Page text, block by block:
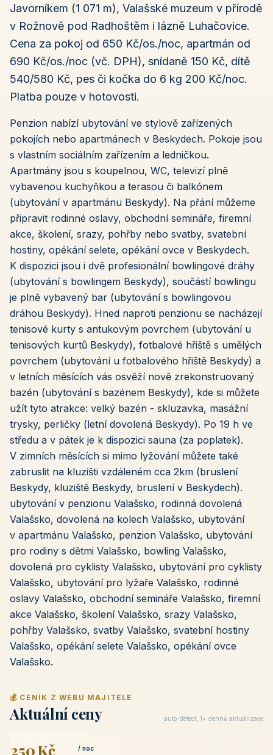
Javorníkem (1 071 m), Valašské muzeum v přírodě
v Rožnově pod Radhoštěm i lázně Luhačovice.
Cena za pokoj od 650 Kč/os./noc, apartmán od
690 Kč/os./noc (vč. DPH), snídaně 150 Kč, dítě
540/580 Kč, pes či kočka do 6 kg 200 Kč/noc.
Platba pouze v hotovosti.
Penzion nabízí ubytování ve stylově zařízených
pokojích nebo apartmánech v Beskydech. Pokoje jsou
s vlastním sociálním zařízením a ledničkou.
Apartmány jsou s koupelnou, WC, televizí plně
vybavenou kuchyňkou a terasou či balkónem
(ubytování v apartmánu Beskydy). Na přání můžeme
připravit rodinné oslavy, obchodní semináře, firemní
akce, školení, srazy, pohřby nebo svatby, svatební
hostiny, opékání selete, opékání ovce v Beskydech.
K dispozici jsou i dvě profesionální bowlingové dráhy
(ubytování s bowlingem Beskydy), součástí bowlingu
je plně vybavený bar (ubytování s bowlingovou
dráhou Beskydy). Hned naproti penzionu se nacházejí
tenisové kurty s antukovým povrchem (ubytování u
tenisových kurtů Beskydy), fotbalové hřiště s umělých
povrchem (ubytování u fotbalového hřiště Beskydy) a
v letních měsících vás osvěží nově zrekonstruovaný
bazén (ubytování s bazénem Beskydy), kde si můžete
užít tyto atrakce: velký bazén - skluzavka, masážní
trysky, perličky (letní dovolená Beskydy). Po 19 h ve
středu a v pátek je k dispozici sauna (za poplatek).
V zimních měsících si mimo lyžování můžete také
zabruslit na kluzišti vzdáleném cca 2km (bruslení
Beskydy, kluziště Beskydy, bruslení v Beskydech).
ubytování v penzionu Valašsko, rodinná dovolená
Valašsko, dovolená na kolech Valašsko, ubytování
v apartmánu Valašsko, penzion Valašsko, ubytování
pro rodiny s dětmi Valašsko, bowling Valašsko,
dovolená pro cyklisty Valašsko, ubytování pro cyklisty
Valašsko, ubytování pro lyžaře Valašsko, rodinné
oslavy Valašsko, obchodní semináře Valašsko, firemní
akce Valašsko, školení Valašsko, srazy Valašsko,
pohřby Valašsko, svatby Valašsko, svatební hostiny
Valašsko, opékání selete Valašsko, opékání ovce
Valašsko.
💰 CENÍK Z WEBU MAJITELE
Aktuální ceny auto-detect, 1× denně aktualizace
250 Kč / noc